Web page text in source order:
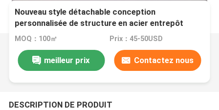
Nouveau style détachable conception
personnalisée de structure en acier entrepôt
usine
MOQ：100㎡ Prix：45-50USD
meilleur prix Contactez nous
DESCRIPTION DE PRODUIT